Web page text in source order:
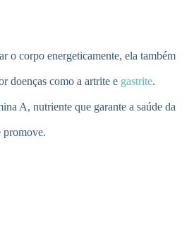
o corpo energeticamente, ela também
doenças como a artrite e gastrite.
A, nutriente que garante a saúde da
promove.